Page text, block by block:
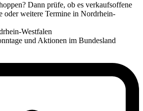
Dann prüfe, ob es verkaufsoffene
oder weitere Termine in Nordrhein-
Westfalen
und Aktionen im Bundesland